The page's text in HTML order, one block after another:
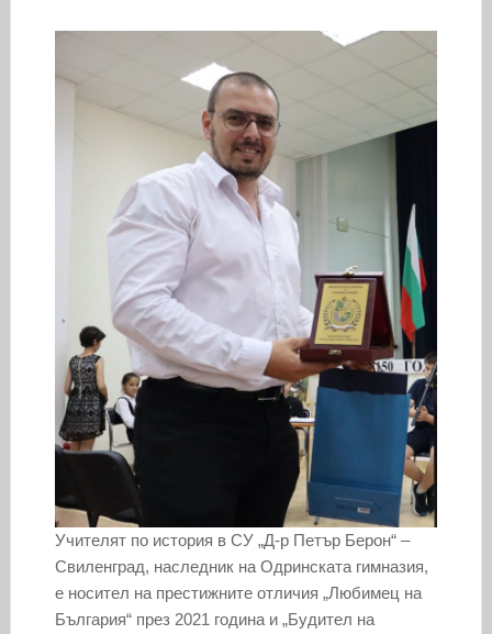
Учителят по история в СУ „Д-р Петър Берон“ –
Свиленград, наследник на Одринската гимназия,
е носител на престижните отличия „Любимец на
България“ през 2021 година и „Будител на